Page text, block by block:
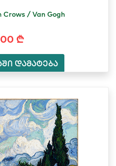
/ Van Gogh
₾
დამატება